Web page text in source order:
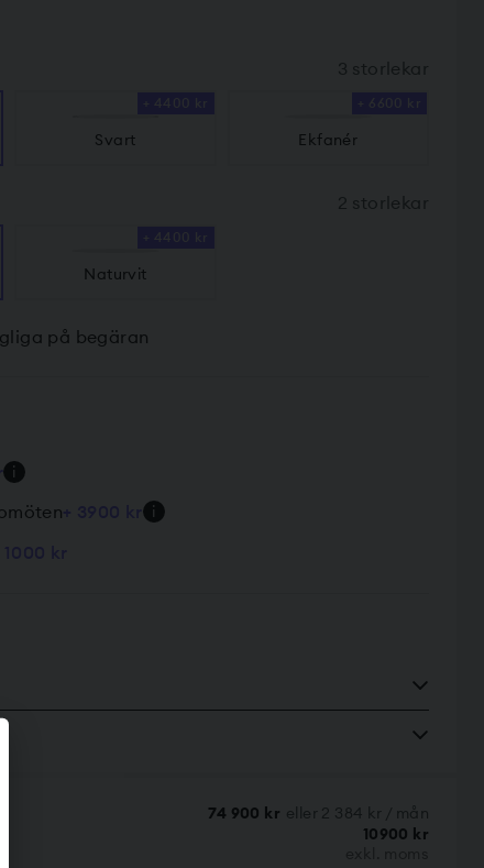
3 storlekar
Svart Ekfanér
2 storlekar
Naturvit
på begäran
i
i
74 900 kr eller 2 384 kr / mån
10900 kr